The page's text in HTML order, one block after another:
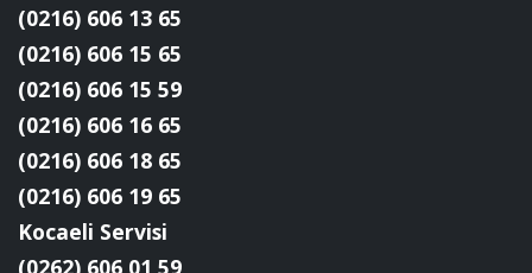
(0216) 606 13 65
(0216) 606 15 65
(0216) 606 15 59
(0216) 606 16 65
(0216) 606 18 65
(0216) 606 19 65
Kocaeli Servisi
(0262) 606 01 59